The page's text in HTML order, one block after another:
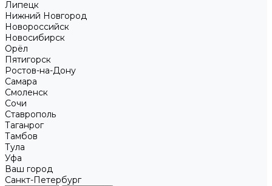
Липецк
Нижний Новгород
Новороссийск
Новосибирск
Орёл
Пятигорск
Ростов-на-Дону
Самара
Смоленск
Сочи
Ставрополь
Таганрог
Тамбов
Тула
Уфа
Ваш город
Санкт-Петербург